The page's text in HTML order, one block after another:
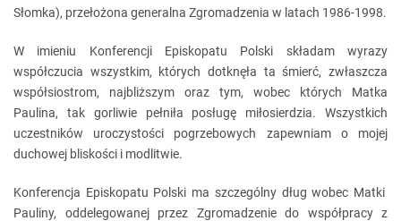
Słomka), przełożona generalna Zgromadzenia w latach 1986-1998.
W imieniu Konferencji Episkopatu Polski składam wyrazy
współczucia wszystkim, których dotknęła ta śmierć, zwłaszcza
współsiostrom, najbliższym oraz tym, wobec których Matka
Paulina, tak gorliwie pełniła posługę miłosierdzia. Wszystkich
uczestników uroczystości pogrzebowych zapewniam o mojej
duchowej bliskości i modlitwie.
Konferencja Episkopatu Polski ma szczególny dług wobec Matki
Pauliny, oddelegowanej przez Zgromadzenie do współpracy z